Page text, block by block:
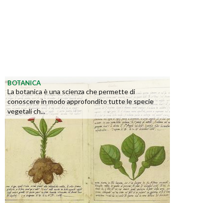
BOTANICA
La botanica è una scienza che permette di
conoscere in modo approfondito tutte le specie
vegetali ch...